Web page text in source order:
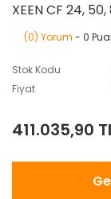
XEEN CF 24,
(0) Yorum - 0
Stok Kodu
Fiyat
411.035,90